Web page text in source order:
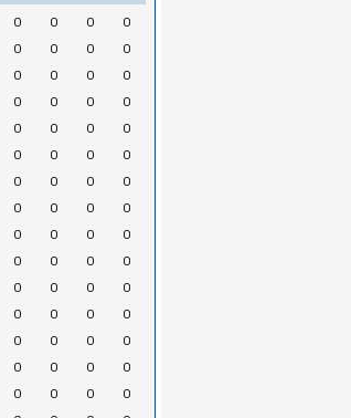
0 0 0
0
0 0 0
0
0 0 0
0
0 0 0
0
0 0 0
0
0 0 0
0
0 0 0
0
0 0 0
0
0 0 0
0
0 0 0
0
0 0 0
0
0 0 0
0
0 0 0
0
0 0 0
0
0 0 0
0